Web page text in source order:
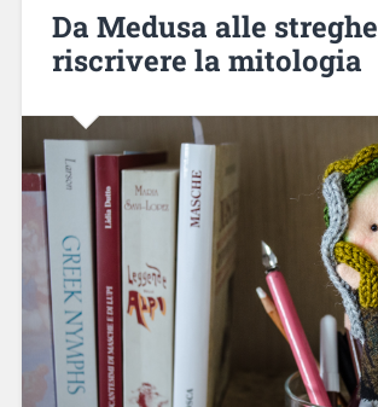
Da Medusa alle
riscrivere la mitologia